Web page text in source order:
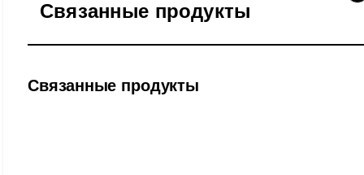
Связанные продукты
Связанные продукты